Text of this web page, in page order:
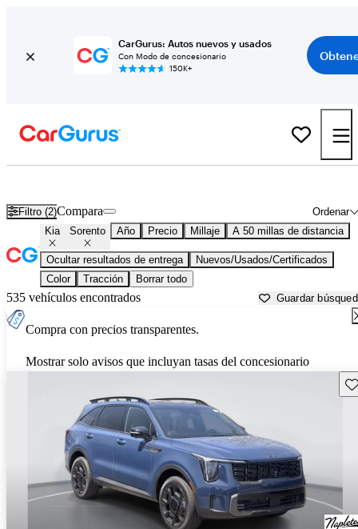
CarGurus: Autos nuevos y usados
Con Modo de concesionario
150K+
Filtro (2) Ordenar
Compara
Kia Sorento Año Precio Millaje A 50 millas de distancia
Ocultar resultados de entrega
Nuevos/Usados/Certificados
Color
Tracción Borrar todo
535 vehículos encontrados Guardar
Compra con precios transparentes.
Mostrar solo avisos que incluyan tasas del concesionario